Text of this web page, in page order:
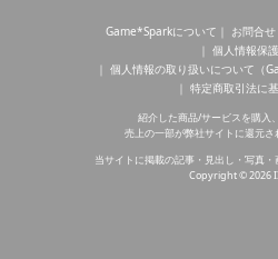
Game*Sparkについて お問合せ
個人情報保
個人情報の取り扱いについて（
特定商取引法に
紹介した商品/サービスを購入
売上の一部が弊社サイトに還元さ
当サイトに掲載の記事・見出し・写真・
Copyright © 2026